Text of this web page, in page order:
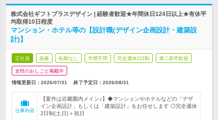
株式会社ギフトプラスデザイン | 経験者歓迎★年間休日124日以上★有休平
均取得10日程度
マンション・ホテル等の【設計職(デザイン企画設計・建築設
計)】
正社員 急募 転勤なし 学歴不問 完全週休2日制 第二新卒歓迎
女性のおしごと掲載中
情報更新日：2026/07/31 終了予定日： 2026/08/31
仕事内容
【案件は近畿圏内メイン♪】◆マンションやホテルなどの「デザ
イン企画設計」もしくは「建築設計」をお任せします ◎完全週休
2日制(土日)＋祝日